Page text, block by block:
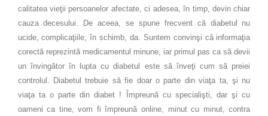
calitatea vieţii persoanelor afectate, ci adesea, în timp, devin chiar
cauza decesului. De aceea, se spune frecvent că diabetul nu
ucide, complicaţiile, în schimb, da. Suntem convinşi că informaţia
corectă reprezintă medicamentul minune, iar primul pas ca să devii
un învingător în lupta cu diabetul este să înveţi cum să preiei
controlul. Diabetul trebuie să fie doar o parte din viaţa ta, şi nu
viaţa ta o parte din diabet ! Împreună cu specialişti, dar şi cu
oameni ca tine, vom fi împreună online, minut cu minut, contra